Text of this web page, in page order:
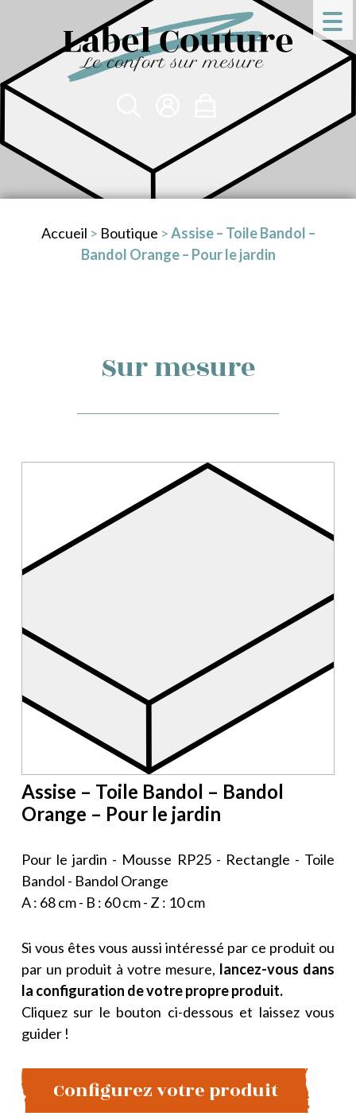
Accueil > Boutique >Assise – Toile Bandol –
Bandol Orange – Pour le jardin
Sur mesure
Assise – Toile Bandol – Bandol
Orange – Pour le jardin
Pour le jardin - Mousse RP25 - Rectangle - Toile
Bandol - Bandol Orange
A : 68 cm - B : 60 cm - Z : 10 cm
Si vous êtes vous aussi intéressé par ce produit ou
par un produit à votre mesure, lancez-vous dans
la configuration de votre propre produit.
Cliquez sur le bouton ci-dessous et laissez vous
guider !
Configurez votre produit